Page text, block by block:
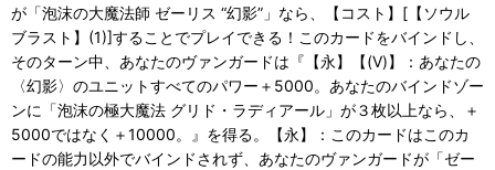
が「泡沫の大魔法師 ゼーリス “幻影”」なら、【コスト】[【ソウル
ブラスト】(1)]することでプレイできる！このカードをバインドし、
そのターン中、あなたのヴァンガードは『【永】【(V)】：あなたの
〈幻影〉のユニットすべてのパワー＋5000。あなたのバインドゾー
ンに「泡沫の極大魔法 グリド・ラディアール」が３枚以上なら、＋
5000ではなく＋10000。』を得る。【永】：このカードはこのカ
ードの能力以外でバインドされず、あなたのヴァンガードが「ゼー